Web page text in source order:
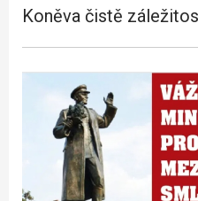
Koněva čistě